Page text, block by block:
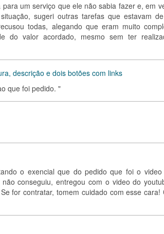
um serviço que ele não sabia fazer e, em
sugeri outras tarefas que estavam
todas, alegando que eram muito
do valor acordado, mesmo sem ter
descrição e dois botões com links
que foi pedido. "
o exencial que do pedido que foi o
conseguiu, entregou com o video do
for contratar, tomem cuidado com esse